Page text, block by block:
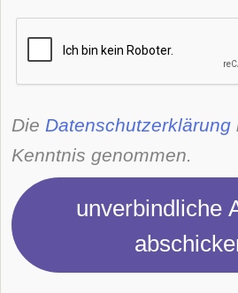
Die Datenschutzerklärung
Kenntnis genommen.
unverbindliche